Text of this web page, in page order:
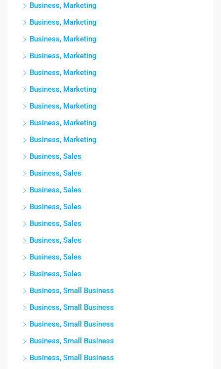
Business, Marketing
Business, Marketing
Business, Marketing
Business, Marketing
Business, Marketing
Business, Marketing
Business, Marketing
Business, Marketing
Business, Marketing
Business, Sales
Business, Sales
Business, Sales
Business, Sales
Business, Sales
Business, Sales
Business, Sales
Business, Sales
Business, Small Business
Business, Small Business
Business, Small Business
Business, Small Business
Business, Small Business